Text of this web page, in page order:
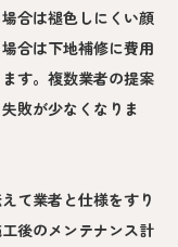
合は褪色しにくい顔
合は下地補修に費用
す。複数業者の提案
敗が少なくなりま
て業者と仕様をすり
後のメンテナンス計